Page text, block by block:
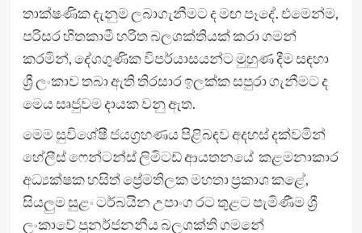
තාක්ෂණික දැනුම ලබාගැනීමට ද මඟ පෑදේ. එමෙන්ම,
පරිසර හිතකාමී හරිත බලශක්තියක් කරා ගමන්
කරමින්, දේශගුණික විපර්යාසයන්ට මුහුණ දීම සඳහා
ශ්‍රී ලංකාව තබා ඇති තිරසාර ඉලක්ක සපුරා ගැනීමට ද
මෙය සෘජුවම දායක වනු ඇත.
මෙම සුවිශේෂී ජයග්‍රහණය පිළිබඳව අදහස් දක්වමින්
හේලීස් ෆෙන්ටන්ස් ලිමිටඩ් ආයතනයේ කළමනාකාර
අධ්‍යක්ෂක හසිත් ප්‍රේමතිලක මහතා ප්‍රකාශ කළේ,
සියලුම සුළං ටර්බයින උපාංග රට තුළට පැමිණීම ශ්‍රී
ලංකාවේ පුනර්ජනනීය බලශක්ති ගමනේ